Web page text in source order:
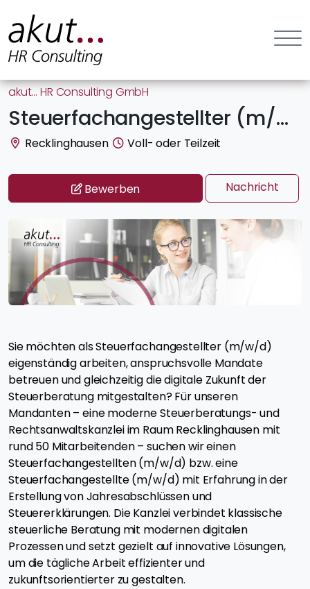
akut… HR Consulting GmbH
Steuerfachangestellter (m/w/d) | bis 65000 €
Recklinghausen Voll- oder Teilzeit
Bewerben Nachricht
Sie möchten als Steuerfachangestellter (m/w/d)
eigenständig arbeiten, anspruchsvolle Mandate
betreuen und gleichzeitig die digitale Zukunft der
Steuerberatung mitgestalten? Für unseren
Mandanten – eine moderne Steuerberatungs- und
Rechtsanwaltskanzlei im Raum Recklinghausen mit
rund 50 Mitarbeitenden – suchen wir einen
Steuerfachangestellten (m/w/d) bzw. eine
Steuerfachangestellte (m/w/d) mit Erfahrung in der
Erstellung von Jahresabschlüssen und
Steuererklärungen. Die Kanzlei verbindet klassische
steuerliche Beratung mit modernen digitalen
Prozessen und setzt gezielt auf innovative Lösungen,
um die tägliche Arbeit effizienter und
zukunftsorientierter zu gestalten.